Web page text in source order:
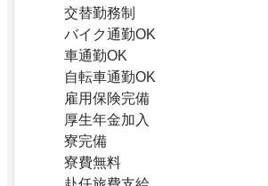
交替勤務制
バイク通勤OK
車通勤OK
自転車通勤OK
雇用保険完備
厚生年金加入
寮完備
寮費無料